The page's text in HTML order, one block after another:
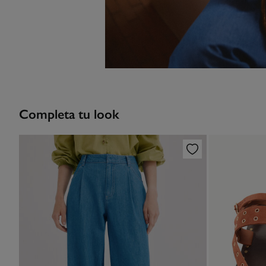
Completa tu look